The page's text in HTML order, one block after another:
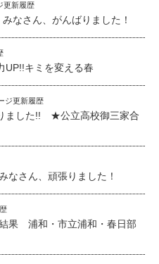
更新履歴
なさん、がんばりました！
キミを変える春
ジ更新履歴
ました!! ★公立高校御三家合
さん、頑張りました！
果 浦和・市立浦和・春日部